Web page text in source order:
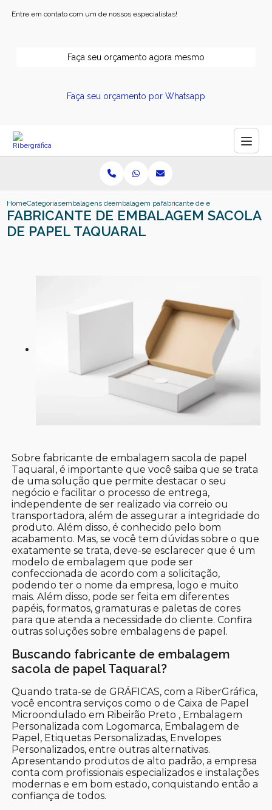
Entre em contato com um de nossos especialistas!
Faça seu orçamento agora mesmo
Faça seu orçamento por Whatsapp
HomeCategoriasembalagens de papelembalagem papel kraft personalizado
fabricante de embalagem sacola
FABRICANTE DE EMBALAGEM SACOLA
DE PAPEL TAQUARAL
Sobre fabricante de embalagem sacola de papel
Taquaral, é importante que você saiba que se trata
de uma solução que permite destacar o seu
negócio e facilitar o processo de entrega,
independente de ser realizado via correio ou
transportadora, além de assegurar a integridade do
produto. Além disso, é conhecido pelo bom
acabamento. Mas, se você tem dúvidas sobre o que
exatamente se trata, deve-se esclarecer que é um
modelo de embalagem que pode ser
confeccionada de acordo com a solicitação,
podendo ter o nome da empresa, logo e muito
mais. Além disso, pode ser feita em diferentes
papéis, formatos, gramaturas e paletas de cores
para que atenda a necessidade do cliente. Confira
outras soluções sobre embalagens de papel.
Buscando fabricante de embalagem
sacola de papel Taquaral?
Quando trata-se de GRÁFICAS, com a RiberGráfica,
você encontra serviços como o de Caixa de Papel
Microondulado em Ribeirão Preto , Embalagem
Personalizada com Logomarca, Embalagem de
Papel, Etiquetas Personalizadas, Envelopes
Personalizados, entre outras alternativas.
Apresentando produtos de alto padrão, a empresa
conta com profissionais especializados e instalações
modernas e em bom estado, conquistando então a
confiança de todos.